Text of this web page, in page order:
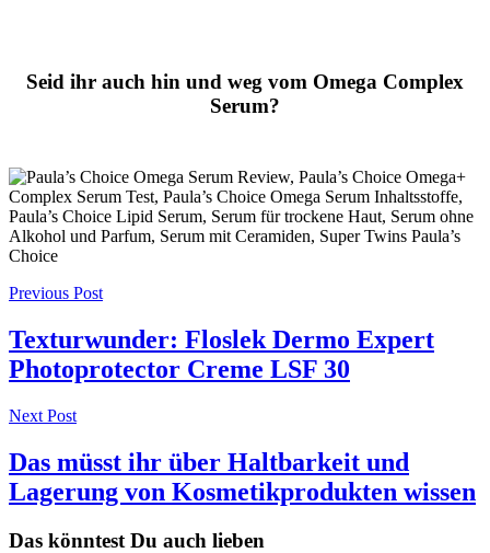
Seid ihr auch hin und weg vom Omega Complex
Serum?
Post
navigation
Previous Post
Texturwunder: Floslek Dermo Expert
Photoprotector Creme LSF 30
Next Post
Das müsst ihr über Haltbarkeit und
Lagerung von Kosmetikprodukten wissen
Das könntest Du auch lieben